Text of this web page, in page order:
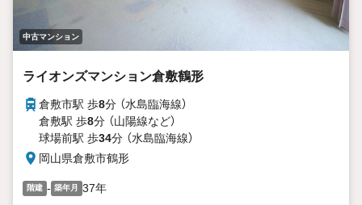
中古マンション
ライオンズマンション倉敷鶴形
倉敷市駅 歩8分 （水島臨海線）
倉敷駅 歩8分 （山陽線など）
球場前駅 歩34分 （水島臨海線）
岡山県倉敷市鶴形
階建 - 築年月 37年